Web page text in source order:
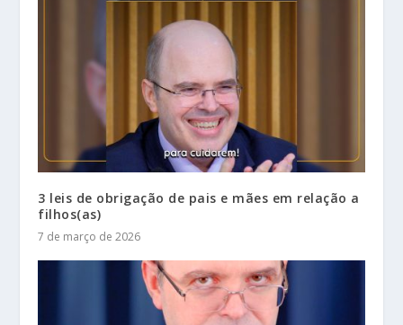
3 leis de obrigação de pais e mães em relação a
filhos(as)
7 de março de 2026